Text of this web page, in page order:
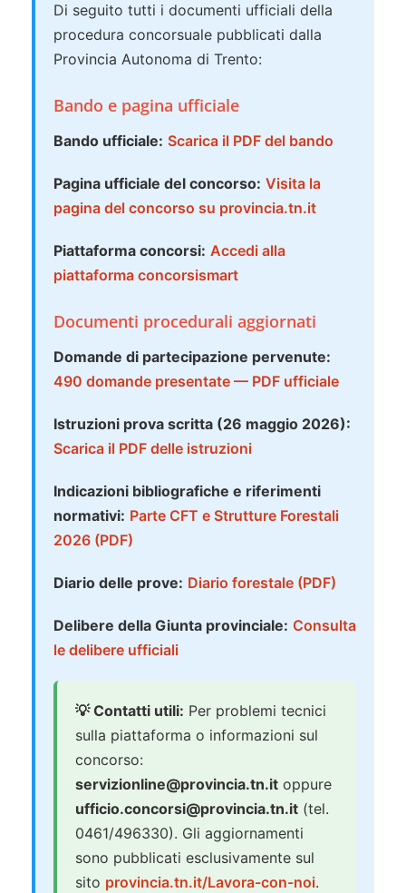
Di seguito tutti i documenti ufficiali della
procedura concorsuale pubblicati dalla
Provincia Autonoma di Trento:
Bando e pagina ufficiale
Bando ufficiale: Scarica il PDF del bando
Pagina ufficiale del concorso: Visita la
pagina del concorso su provincia.tn.it
Piattaforma concorsi: Accedi alla
piattaforma concorsismart
Documenti procedurali aggiornati
Domande di partecipazione pervenute:
490 domande presentate — PDF ufficiale
Istruzioni prova scritta (26 maggio 2026):
Scarica il PDF delle istruzioni
Indicazioni bibliografiche e riferimenti
normativi: Parte CFT e Strutture Forestali
2026 (PDF)
Diario delle prove: Diario forestale (PDF)
Delibere della Giunta provinciale: Consulta
le delibere ufficiali
💡 Contatti utili: Per problemi tecnici
sulla piattaforma o informazioni sul
concorso:
servizionline@provincia.tn.it oppure
ufficio.concorsi@provincia.tn.it (tel.
0461/496330). Gli aggiornamenti
sono pubblicati esclusivamente sul
sito provincia.tn.it/Lavora-con-noi.